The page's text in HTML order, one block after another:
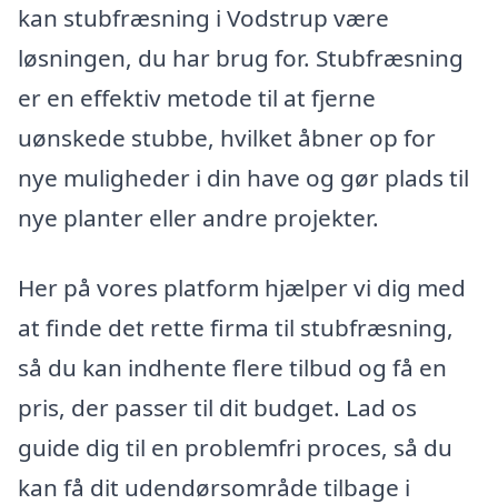
kan stubfræsning i Vodstrup være
løsningen, du har brug for. Stubfræsning
er en effektiv metode til at fjerne
uønskede stubbe, hvilket åbner op for
nye muligheder i din have og gør plads til
nye planter eller andre projekter.
Her på vores platform hjælper vi dig med
at finde det rette firma til stubfræsning,
så du kan indhente flere tilbud og få en
pris, der passer til dit budget. Lad os
guide dig til en problemfri proces, så du
kan få dit udendørsområde tilbage i